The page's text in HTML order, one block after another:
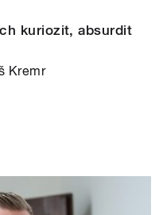
kuriozit, absurdit
Kremr